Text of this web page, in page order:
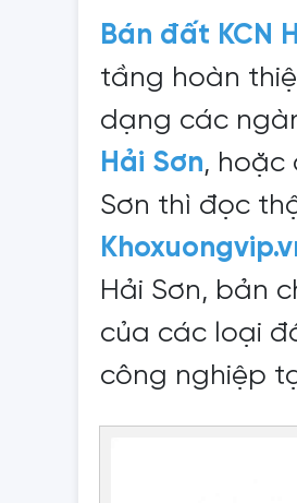
Bán đất KCN
tầng hoàn
dạng các
Hải Sơn, hoặc
Sơn thì đọc
Hải Sơn, bản
của các loại
công nghiệp